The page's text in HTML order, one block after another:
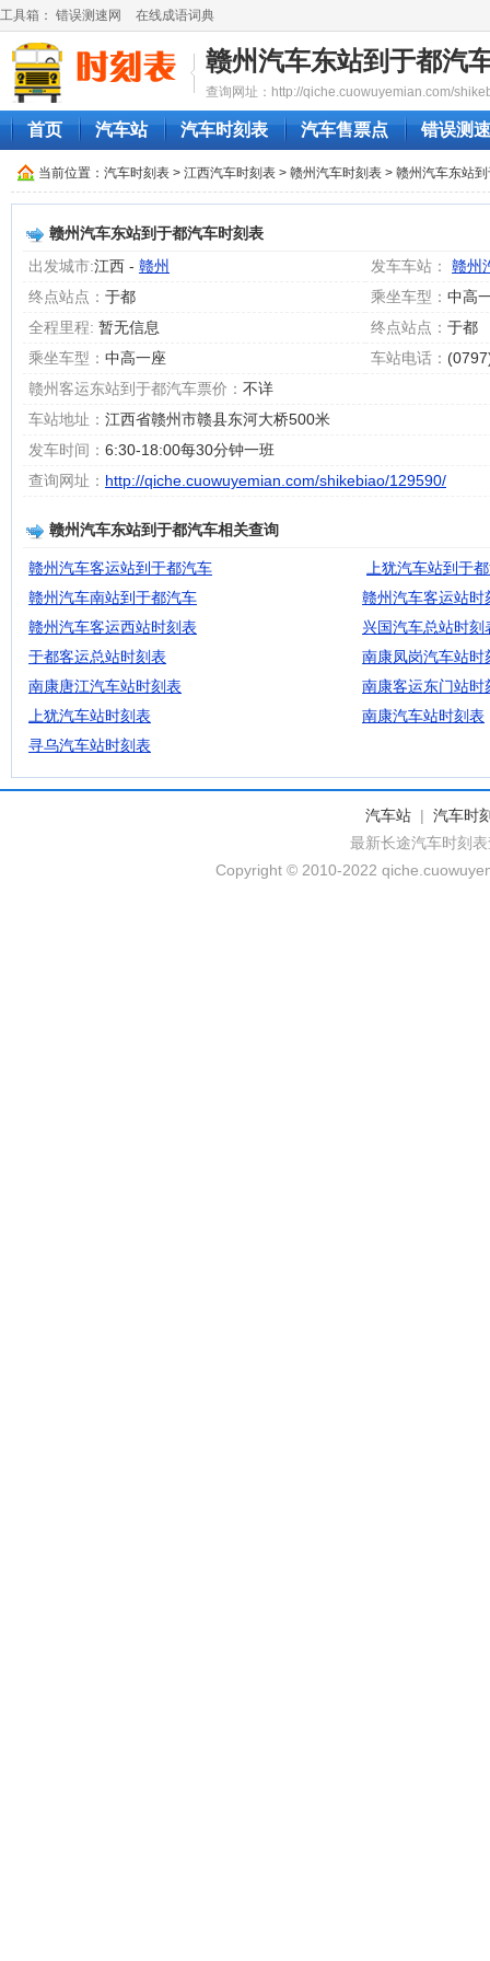
工具箱： 错误测速网 在线成语词典
赣州汽车东站到于都汽
查询网址：http://qiche.cuowuyemian.com/
首页 汽车站 汽车时刻表 汽车售票点 错误测
当前位置： 汽车时刻表 > 江西汽车时刻表 > 赣州汽车时刻表 > 赣州汽车东站
赣州汽车东站到于都汽车时刻表
出发城市:江西 - 赣州 发车车站：
赣州
终点站点： 于都 乘坐车型： 中高
全程里程: 暂无信息 终点站点： 于都
乘坐车型： 中高一座 车站电话：
赣州客运东站到于都汽车票价： 不详
车站地址： 江西省赣州市赣县东河大桥500米
发车时间： 6:30-18:00每30分钟一班
查询网址： http://qiche.cuowuyemian.com/shikebiao/129590/
赣州汽车东站到于都汽车相关查询
赣州汽车客运站到于都汽车
上犹汽车站到于
赣州汽车南站到于都汽车
赣州汽车客运站时
赣州汽车客运西站时刻表
兴国汽车总站时刻
于都客运总站时刻表
南康凤岗汽车站时
南康唐江汽车站时刻表
南康客运东门站时
上犹汽车站时刻表
南康汽车站时刻表
寻乌汽车站时刻表
汽车站 | 汽车时
最新长途汽车时刻
Copyright © 2010-2022